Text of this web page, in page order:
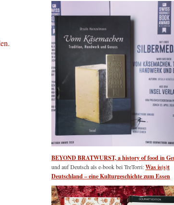
BEYOND BRATWURST, a history of food in
und auf Deutsch als e-book bei TreTorri:Was is(s)t
Deutschland – eine Kulturgeschichte zum Essen